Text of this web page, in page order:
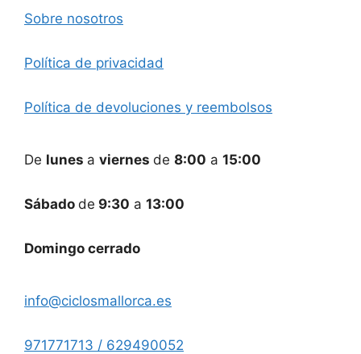
Sobre nosotros
Política de privacidad
Política de devoluciones y reembolsos
De lunes a viernes de 8:00 a 15:00
Sábado de 9:30 a 13:00
Domingo cerrado
info@ciclosmallorca.es
971771713 / 629490052